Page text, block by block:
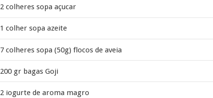
2 colheres sopa açucar
1 colher sopa azeite
7 colheres sopa (50g) flocos de aveia
200 gr bagas Goji
2 iogurte de aroma magro